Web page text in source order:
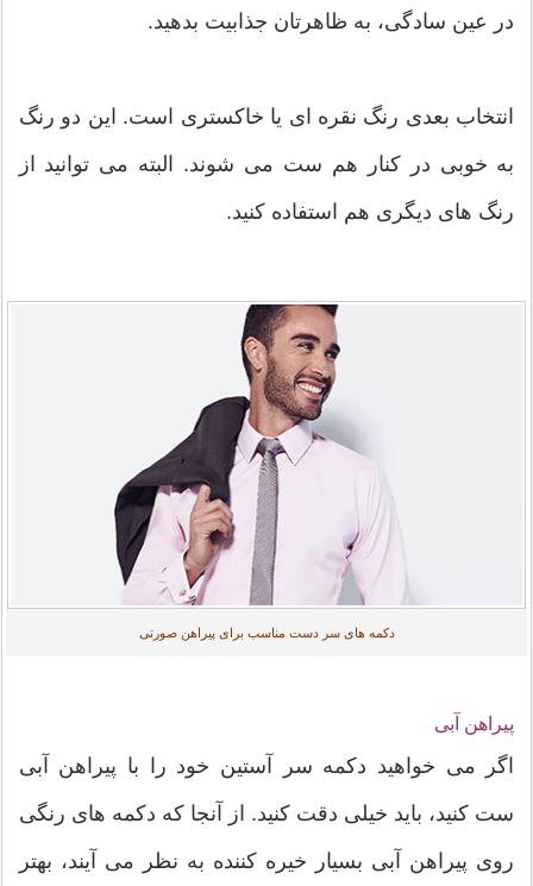
در عین سادگی، به ظاهرتان جذابیت بدهید.
انتخاب بعدی رنگ نقره ای یا خاکستری است. این دو رنگ
به خوبی در کنار هم ست می شوند. البته می توانید از
رنگ های دیگری هم استفاده کنید.
دکمه های سر دست مناسب برای پیراهن صورتی
پیراهن آبی
اگر می خواهید دکمه سر آستین خود را با پیراهن آبی
ست کنید، باید خیلی دقت کنید. از آنجا که دکمه های رنگی
روی پیراهن آبی بسیار خیره کننده به نظر می آیند، بهتر